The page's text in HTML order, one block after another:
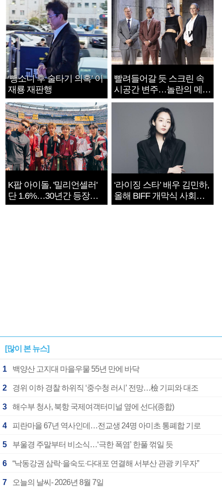
‘뺑소니 후 술타기 의혹’ 이
재룡 재판행
빨려들어갈 듯 스크린 속
시공간 변주…놀란의 메시
지는 ‘전쟁 속죄’
K팝 아이돌, '밀리언셀러'
단 1.6%…30년간 등장
1182개팀 전수조사
‘라이징 스타’ 배우 김민하,
올해 BIFF 개막식 사회자
확정
[많이 본 뉴스]
1 백양산 고지대 마을우물 55년 만에 바닥
2 경위 이하 경찰 하위직 ‘중수청 러시’ 전망…檢 기피와 대조
3 해수부 청사, 북항 국제여객터미널 옆에 선다(종합)
4 피란마을 67년 역사인데…전교생 24명 아미초 통폐합 기로
5 부울경 주말부터 비소식…‘극한 폭염’ 한풀 꺾일 듯
6 “낙동강권 삼락·을숙도·다대포 연결해 서부산 관광 키우자”
7 오늘의 날씨- 2026년 8월 7일